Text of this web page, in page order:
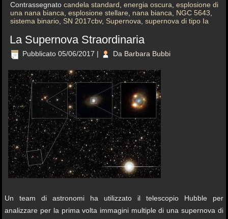
Contrassegnato candela standard,energia oscura,esplosione di
una nana bianca,esplosione stellare, nana bianca, NGC 5643,
sistema binario, SN 2017cbv, Supernova,supernova di tipo Ia
La Supernova Straordinaria
Pubblicato 05/06/2017 | Da Barbara Bubbi
Un team di astronomi ha utilizzato il telescopio Hubble per
analizzare per la prima volta immagini multiple di una supernova di